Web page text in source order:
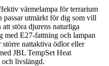
värmelampa för terrarium
passar utmärkt för dig som vill
störa djurens naturliga
med E27-fattning och lampan
nattaktiva ödlor eller
JBL TempSet Heat
livslängd.